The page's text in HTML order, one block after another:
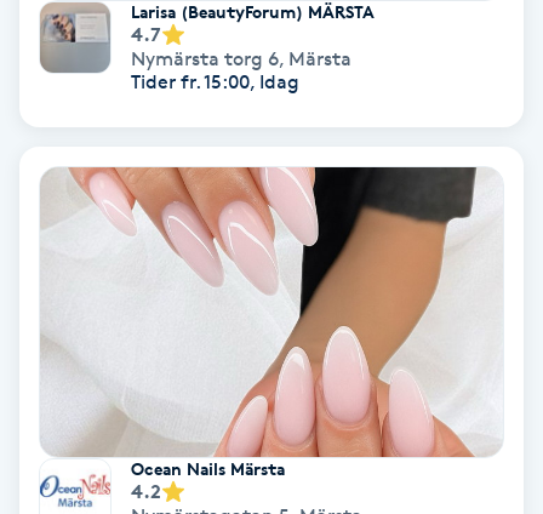
Bröllopsuppsättning
Coachning
Damklippning
Dermapen
Larisa (BeautyForum) MÄRSTA
4.7
Nymärsta torg 6, Märsta
Tider fr. 15:00, Idag
Ocean Nails Märsta
4.2